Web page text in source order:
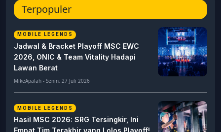
Terpopuler
MOBILE LEGENDS
Jadwal & Bracket Playoff MSC EWC
2026, ONIC & Team Vitality Hadapi
Lawan Berat
MikeApalah - Senin, 27 Juli 2026
MOBILE LEGENDS
Hasil MSC 2026: SRG Tersingkir, Ini